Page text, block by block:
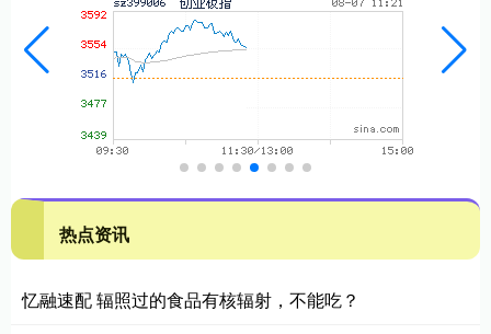
热点资讯
忆融速配 辐照过的食品有核辐射，不能吃？